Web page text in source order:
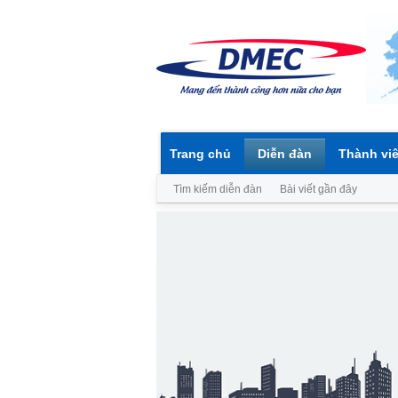
Trang chủ Diễn đàn
Tìm kiếm diễn đàn Bài viết gần đây
Thành